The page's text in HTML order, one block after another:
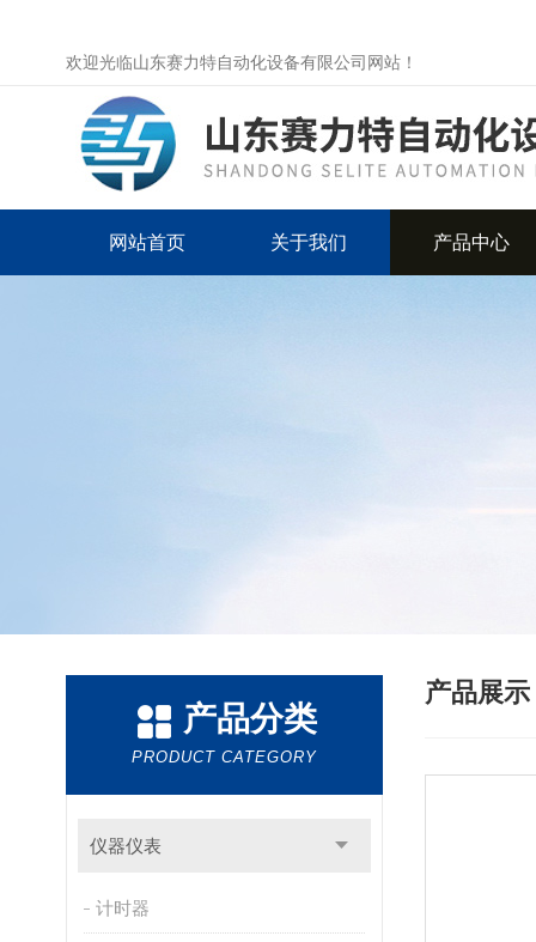
欢迎光临山东赛力特自动化设备有限公司网站！
网站首页 关于我们 产品中心
产品分类
PRODUCT CATEGORY
仪器仪表
计时器
产品展示